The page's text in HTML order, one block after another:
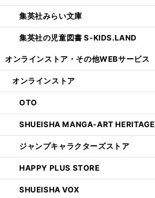
集英社みらい文庫
集英社の児童図書 S-KIDS.LAND
オンラインストア・ その他WEBサービス
オンラインストア
OTO
SHUEISHA MANGA-ART HERITAGE
ジャンプキャラクターズストア
HAPPY PLUS STORE
SHUEISHA VOX